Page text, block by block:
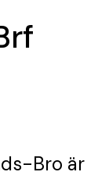
Bro är